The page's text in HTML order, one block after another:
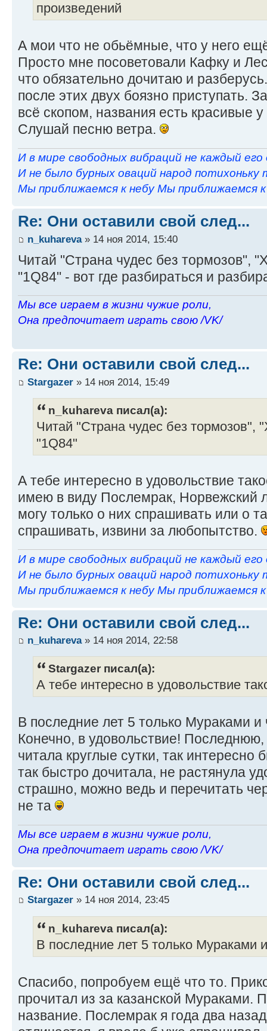
произведений
А мои что не обьёмные, что у него
Просто мне посоветовали Кафку и
что обязательно дочитаю и
после этих двух боязно приступать.
всё скопом, названия есть красивые
Слушай песню ветра.
И в мире свободных вибраций не каждый его
И не было бурных оваций народ потихоньку
Мы приближаемся к небу Мы приближаемся к
Re: Они оставили свой след...
n_kuhareva» 14 ноя 2014, 15:40
Читай "Страна чудес без тормозов",
"1Q84" - вот где разбираться и
Мы все играем в жизни чужие роли,
Она предпочитает играть свою /VK/
Re: Они оставили свой след...
Stargazer » 14 ноя 2014, 15:49
n_kuhareva писал(а):
Читай "Страна чудес без тормозов",
"1Q84"
А тебе интересно в удовольствие
имею в виду Послемрак, Норвежский
могу только о них спрашивать или о
спрашивать, извини за любопытство.
И в мире свободных вибраций не каждый его
И не было бурных оваций народ потихоньку
Мы приближаемся к небу Мы приближаемся к
Re: Они оставили свой след...
n_kuhareva» 14 ноя 2014, 22:58
Stargazer писал(а):
А тебе интересно в удовольствие
В последние лет 5 только Мураками
Конечно, в удовольствие!
читала круглые сутки, так
так быстро дочитала, не растянула
страшно, можно ведь и перечитать
не та
Мы все играем в жизни чужие роли,
Она предпочитает играть свою /VK/
Re: Они оставили свой след...
Stargazer » 14 ноя 2014, 23:45
n_kuhareva писал(а):
В последние лет 5 только Мураками
Спасибо, попробуем ещё что то.
прочитал из за казанской Мураками.
название. Послемрак я года два